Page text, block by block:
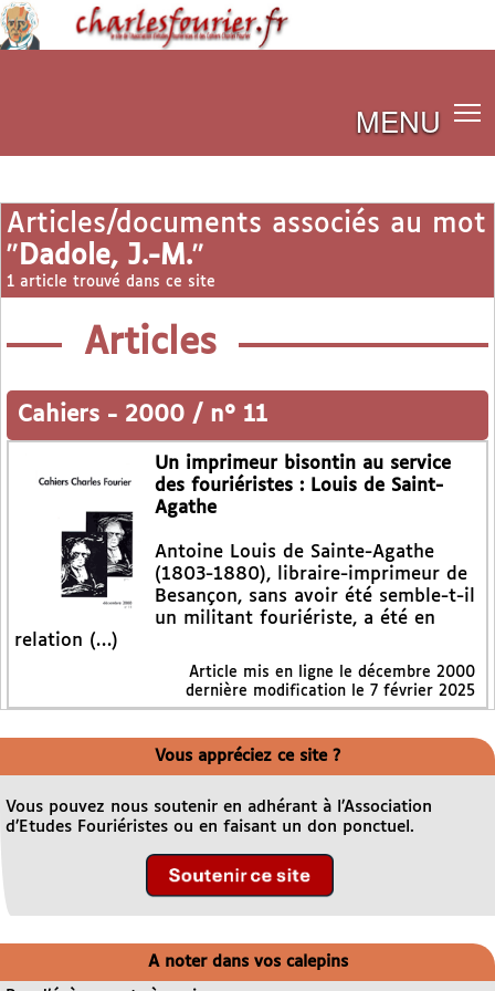
MENU
Articles/documents associés au mot
" Dadole, J.-M."
1 article trouvé dans ce site
Articles
Cahiers - 2000 / n° 11
Un imprimeur bisontin au service
des fouriéristes : Louis de Saint-
Agathe
Antoine Louis de Sainte-Agathe
(1803-1880), libraire-imprimeur de
Besançon, sans avoir été semble-t-il
un militant fouriériste, a été en
relation (…)
Article mis en ligne le décembre 2000
dernière modification le 7 février 2025
Vous appréciez ce site ?
Vous pouvez nous soutenir en adhérant à l’Association
d’Etudes Fouriéristes ou en faisant un don ponctuel.
A noter dans vos calepins